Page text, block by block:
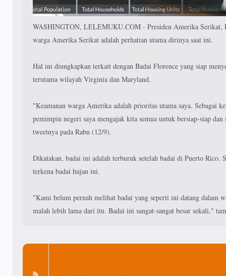
WASHINGTON, LELEMUKU.COM - Presiden Amerika Serikat,
warga Amerika Serikat adalah perhatian utama dirinya saat ini.
Hal ini diungkapkan terkait dengan Badai Florence yang siap
terutama wilayah Virginia dan Maryland.
"Keamanan warga Amerika adalah prioritas utama saya. Sebagai
pemimpin negeri saya mengajak kita semua untuk bersiap-siap
tweetnya pada Rabu (12/9).
Dikatakan, badai ini adalah terburuk setelah badai di Puerto Rico.
terkena badai hujan ini.
"Kami belum pernah melihat badai yang seperti ini datang dalam
malah lebih lama dari itu. Badai ini sangat-sangat besar sekali,"